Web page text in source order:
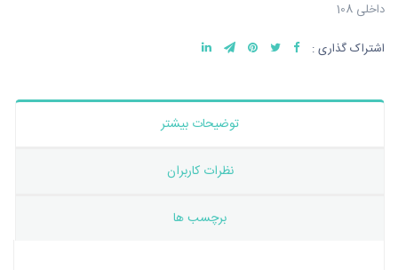
داخلی 108
اشتراک گذاری :
توضیحات بیشتر
نظرات کاربران
برچسب ها